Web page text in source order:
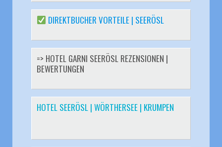
DIREKTBUCHER VORTEILE | SEERÖSL
=> HOTEL GARNI SEERÖSL REZENSIONEN |
BEWERTUNGEN
HOTEL SEERÖSL | WÖRTHERSEE | KRUMPEN